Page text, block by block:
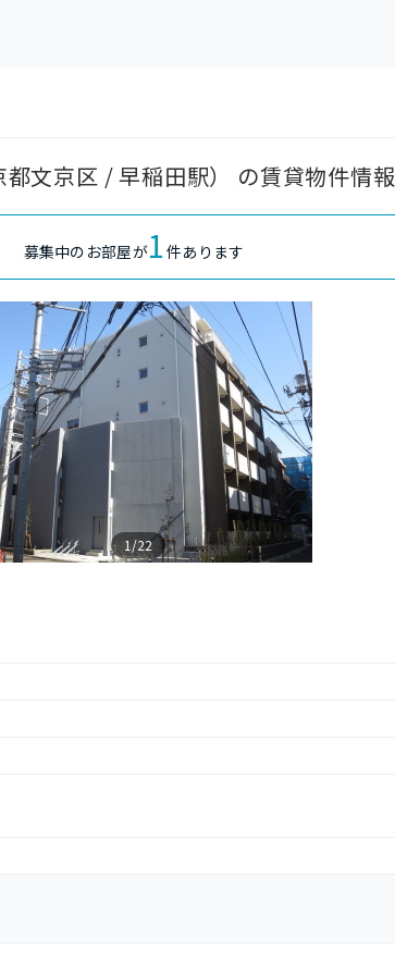
文京区 / 早稲田駅） の賃貸物件情報
募集中のお部屋が1 件あります
1/22